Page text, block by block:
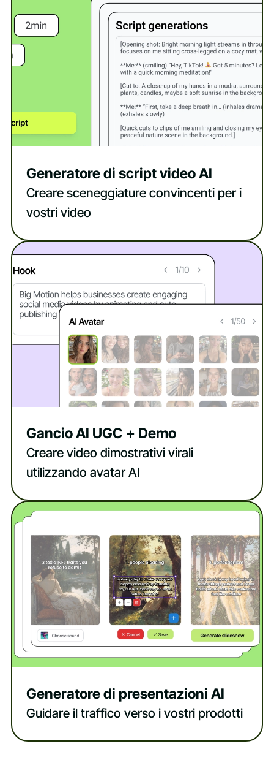
Generatore di script video AI
Creare sceneggiature convincenti per i
vostri video
Gancio AI UGC + Demo
Creare video dimostrativi virali
utilizzando avatar AI
Generatore di presentazioni AI
Guidare il traffico verso i vostri prodotti